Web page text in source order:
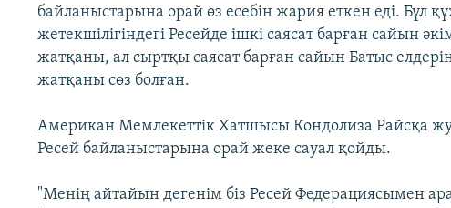
байланыстарына орай өз есебін жария еткен еді. Бұл
жетекшілігіндегі Ресейде ішкі саясат барған сайын
жатқаны, ал сыртқы саясат барған сайын Батыс
жатқаны сөз болған.
Американ Мемлекеттік Хатшысы Кондолиза Райсқа
Ресей байланыстарына орай жеке сауал қойды.
"Менің айтайын дегенім біз Ресей Федерациясымен